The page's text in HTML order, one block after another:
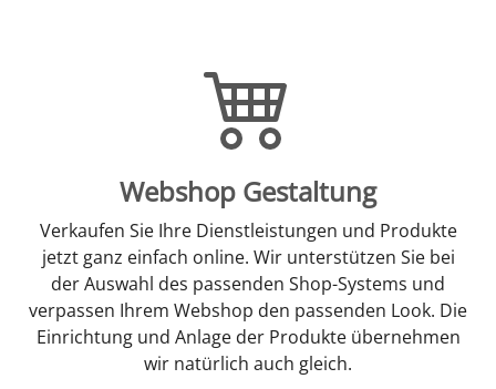
Webshop Gestaltung
Verkaufen Sie Ihre Dienstleistungen und Produkte
jetzt ganz einfach online. Wir unterstützen Sie bei
der Auswahl des passenden Shop-Systems und
verpassen Ihrem Webshop den passenden Look. Die
Einrichtung und Anlage der Produkte übernehmen
wir natürlich auch gleich.